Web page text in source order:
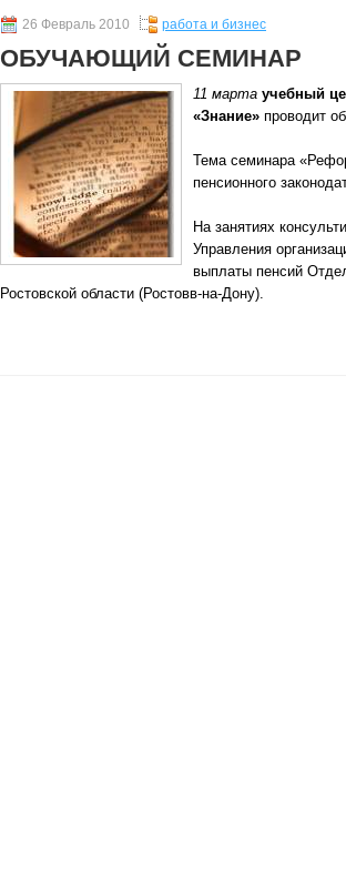
26 Февраль 2010 работа и бизнес
ОБУЧАЮЩИЙ СЕМИНАР
11 марта учебный
«Знание» проводит
Тема семинара
пенсионного
На занятиях
Управления
выплаты пенсий
Ростовской области (Ростовв-на-Дону).